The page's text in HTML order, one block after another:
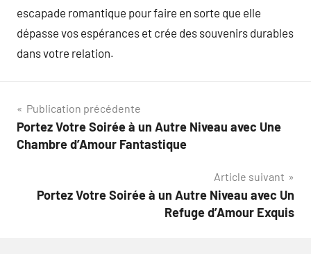
escapade romantique pour faire en sorte que elle
dépasse vos espérances et crée des souvenirs durables
dans votre relation.
Navigation
de
Publication précédente
Portez Votre Soirée à un Autre Niveau avec Une
Chambre d’Amour Fantastique
Article suivant
Portez Votre Soirée à un Autre Niveau avec Un
Refuge d’Amour Exquis